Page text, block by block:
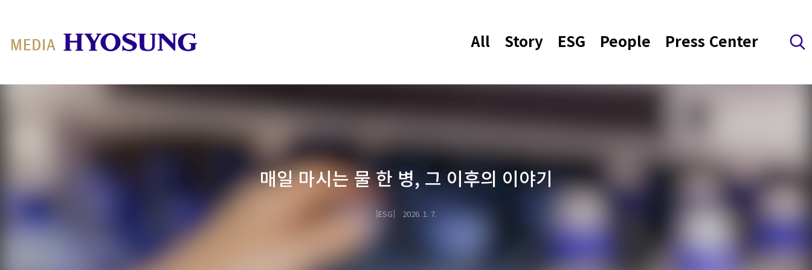
MY FRIEND HYOSUNG All Story ESG People Press Center 검색 레이어 열기
매일 마시는 물 한 병, 그 이후의 이야기
ESG 2026. 1. 7.